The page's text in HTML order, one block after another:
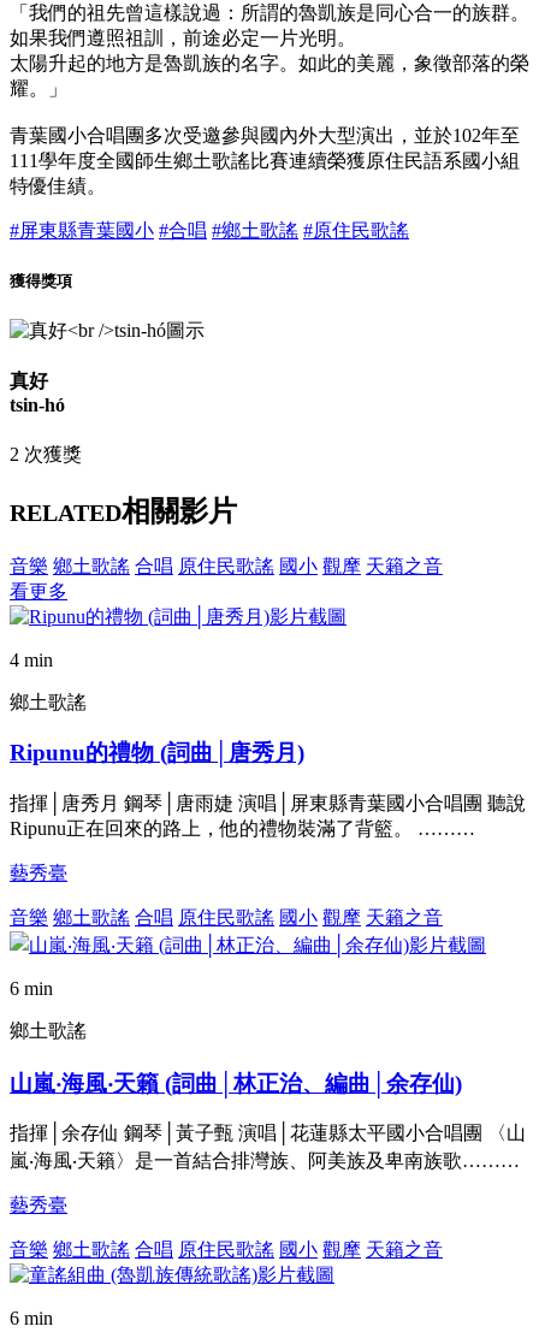
「我們的祖先曾這樣說過：所謂的魯凱族是同心合一的族群。
如果我們遵照祖訓，前途必定一片光明。
太陽升起的地方是魯凱族的名字。如此的美麗，象徵部落的榮
耀。」
青葉國小合唱團多次受邀參與國內外大型演出，並於102年至
111學年度全國師生鄉土歌謠比賽連續榮獲原住民語系國小組
特優佳績。
#屏東縣青葉國小 #合唱 #鄉土歌謠 #原住民歌謠
獲得獎項
真好
tsin-hó
2 次獲獎
RELATED相關影片
音樂 鄉土歌謠 合唱 原住民歌謠 國小 觀摩 天籟之音
看更多
4 min
鄉土歌謠
Ripunu的禮物 (詞曲│唐秀月)
指揮│唐秀月 鋼琴│唐雨婕 演唱│屏東縣青葉國小合唱團 聽說
Ripunu正在回來的路上，他的禮物裝滿了背籃。 ………
藝秀臺
音樂 鄉土歌謠 合唱 原住民歌謠 國小 觀摩 天籟之音
6 min
鄉土歌謠
山嵐‧海風‧天籟 (詞曲│林正治、編曲│余存仙)
指揮│余存仙 鋼琴│黃子甄 演唱│花蓮縣太平國小合唱團 〈山
嵐‧海風‧天籟〉是一首結合排灣族、阿美族及卑南族歌………
藝秀臺
音樂 鄉土歌謠 合唱 原住民歌謠 國小 觀摩 天籟之音
6 min